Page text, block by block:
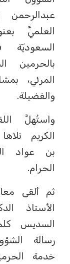
عبدالرحمن
العلميَّ
السعوديٓة
بالحرمين
المرئي،
والفضيلة.
واستُهلَّ
الكريم
بن عواد
الحرام.
ثم ألقى
الأستاذ
السديس
رسالة
خدمة